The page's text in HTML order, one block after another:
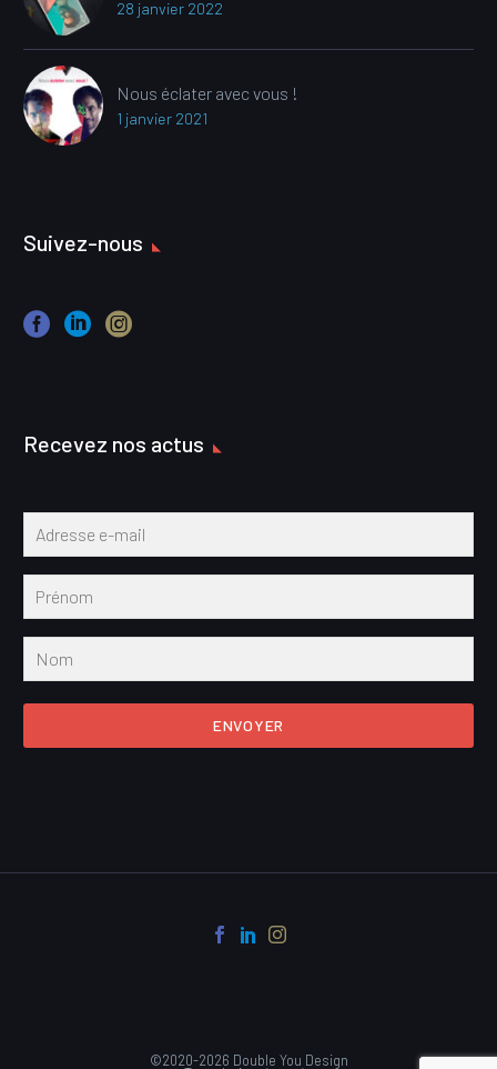
28 janvier 2022
Nous éclater avec vous !
1 janvier 2021
Suivez-nous
Recevez nos actus
ENVOYER
©2020-2026 Double You Design